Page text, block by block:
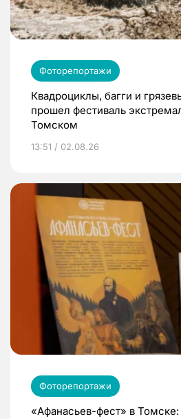
Фоторепортажи
Квадроциклы, багги и
прошел фестиваль
Томском
13:51 / 02.08.26
Фоторепортажи
«Афанасьев-фест» в Томске: